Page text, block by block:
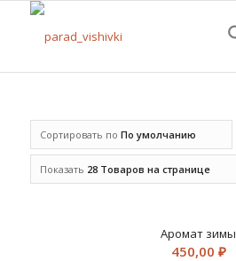
Сортировать по По умолчанию
Показать 28 Товаров на странице
Аромат зимы
450,00 ₽